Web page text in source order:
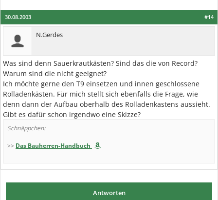
#14
30.08.2003
N.Gerdes
Was sind denn Sauerkrautkästen? Sind das die von Record?
Warum sind die nicht geeignet?
Ich möchte gerne den T9 einsetzen und innen geschlossene
Rolladenkästen. Für mich stellt sich ebenfalls die Frage, wie
denn dann der Aufbau oberhalb des Rolladenkastens aussieht.
Gibt es dafür schon irgendwo eine Skizze?
Schnäppchen:
>> Das Bauherren-Handbuch
Antworten